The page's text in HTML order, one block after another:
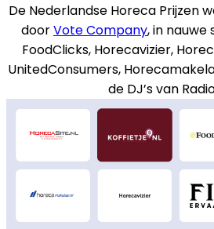
De Nederlandse Horeca Prijzen
doorVote Company, in
FoodClicks, Horecavizier,
UnitedConsumers,
de DJ’s van